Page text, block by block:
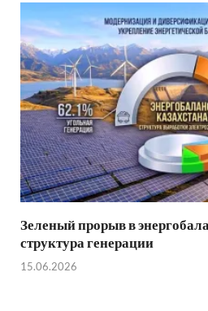
Зеленый прорыв в
структура генерации
15.06.2026